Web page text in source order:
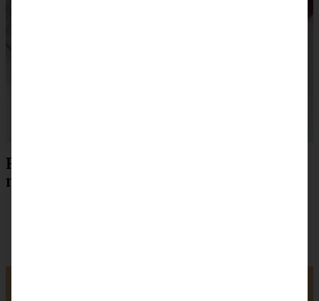
Rezept zum Drucken für Kirsch Crumble
mit Haferflocken und Mandeln